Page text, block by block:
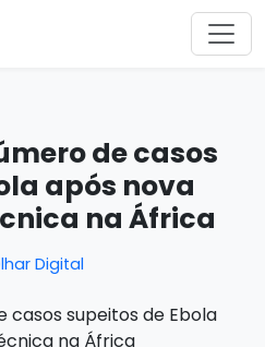
de casos
após nova
na África
Digital